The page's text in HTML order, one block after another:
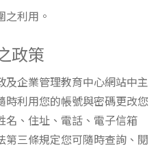
利用。
政策
及企業管理教育中心網站中主
時利用您的帳號與密碼更改您
名、住址、電話、電子信箱
第三條規定您可隨時查詢、閱